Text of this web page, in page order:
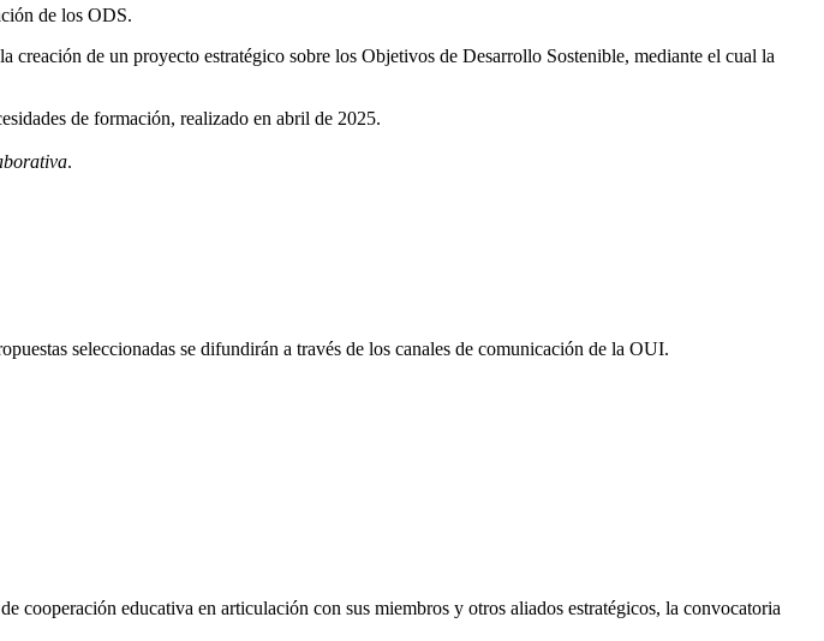
de los ODS.
de un proyecto estratégico sobre los Objetivos de Desarrollo Sostenible, mediante el cual la
de formación, realizado en abril de 2025.
.
seleccionadas se difundirán a través de los canales de comunicación de la OUI.
educativa en articulación con sus miembros y otros aliados estratégicos, la convocatoria